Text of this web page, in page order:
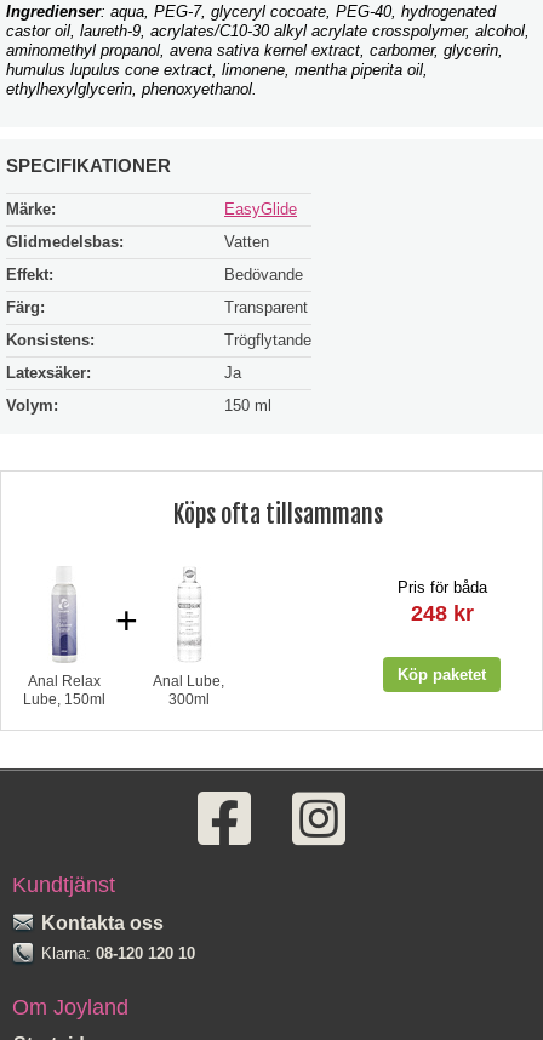
Ingredienser: aqua, PEG-7, glyceryl cocoate, PEG-40, hydrogenated
castor oil, laureth-9, acrylates/C10-30 alkyl acrylate crosspolymer, alcohol,
aminomethyl propanol, avena sativa kernel extract, carbomer, glycerin,
humulus lupulus cone extract, limonene, mentha piperita oil,
ethylhexylglycerin, phenoxyethanol.
SPECIFIKATIONER
Märke:
EasyGlide
Glidmedelsbas:
Vatten
Effekt:
Bedövande
Färg:
Transparent
Konsistens:
Trögflytande
Latexsäker:
Ja
Volym:
150 ml
Köps ofta tillsammans
Anal Relax
Lube, 150ml
+
Anal Lube,
300ml
Pris för båda
248 kr
Kundtjänst
Kontakta oss
Klarna: 08-120 120 10
Om Joyland